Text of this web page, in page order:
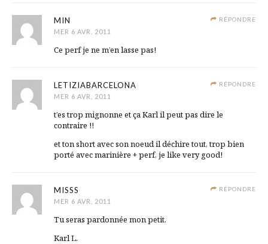
RÉPONDRE
MIN
MER 6 AVR, 2011
Ce perf je ne m’en lasse pas!
RÉPONDRE
LETIZIABARCELONA
MER 6 AVR, 2011
t’es trop mignonne et ça Karl il peut pas dire le
contraire !!
et ton short avec son noeud il déchire tout, trop bien
porté avec marinière + perf, je like very good!
RÉPONDRE
MISSS
MER 6 AVR, 2011
Tu seras pardonnée mon petit.
Karl L.